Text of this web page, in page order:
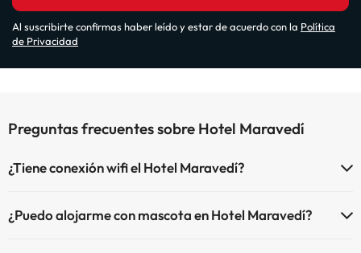
Al suscribirte confirmas haber leído y estar de acuerdo con la Política
de Privacidad
Preguntas frecuentes sobre Hotel Maravedí
¿Tiene conexión wifi el Hotel Maravedí?
¿Puedo alojarme con mascota en Hotel Maravedí?